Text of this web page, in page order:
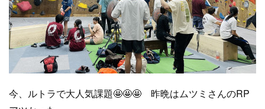
今、ルトラで大人気課題🤩🤩🤩 昨晩はムツミさんのRP